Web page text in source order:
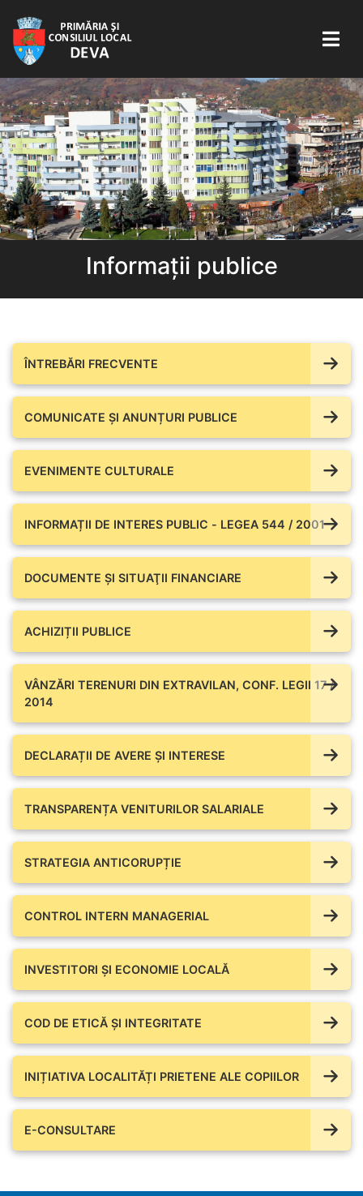
Informații publice
ÎNTREBĂRI FRECVENTE
COMUNICATE ŞI ANUNȚURI PUBLICE
EVENIMENTE CULTURALE
INFORMAȚII DE INTERES PUBLIC - LEGEA 544 / 2001
DOCUMENTE ŞI SITUAŢII FINANCIARE
ACHIZIȚII PUBLICE
VÂNZĂRI TERENURI DIN EXTRAVILAN, CONF. LEGII 17 /
2014
DECLARAȚII DE AVERE ŞI INTERESE
TRANSPARENȚA VENITURILOR SALARIALE
STRATEGIA ANTICORUPȚIE
CONTROL INTERN MANAGERIAL
INVESTITORI ȘI ECONOMIE LOCALĂ
COD DE ETICĂ ȘI INTEGRITATE
INIȚIATIVA LOCALITĂȚI PRIETENE ALE COPIILOR
E-CONSULTARE